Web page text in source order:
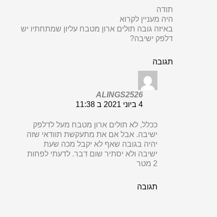
תודה
היה מעניין לקרוא
באיזה גובה תולים ארון מטבח עליון שמתחתיו יש
דלפק ישיבה?
תגובה
ALINGS2526
4 ביוני 2021 ב 11:38
ככלל, לא תולים ארון מטבח מעל לדלפק
ישיבה. אבל אם את מתעקשת תוודאי שזה
יהיה בגובה שאף לא יקבל מכה שעת
ישיבה ולא יסתיר שום דבר. לדעתי לפחות
2 מטר
תגובה